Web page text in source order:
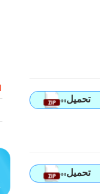
تحمیل»»
تحمیل»»